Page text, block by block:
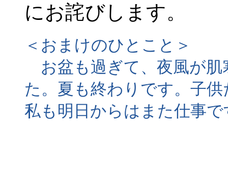
にお詫びします。
＜おまけのひとこと＞
お盆も過ぎて、夜風が肌
た。夏も終わりです。子
私も明日からはまた仕事で